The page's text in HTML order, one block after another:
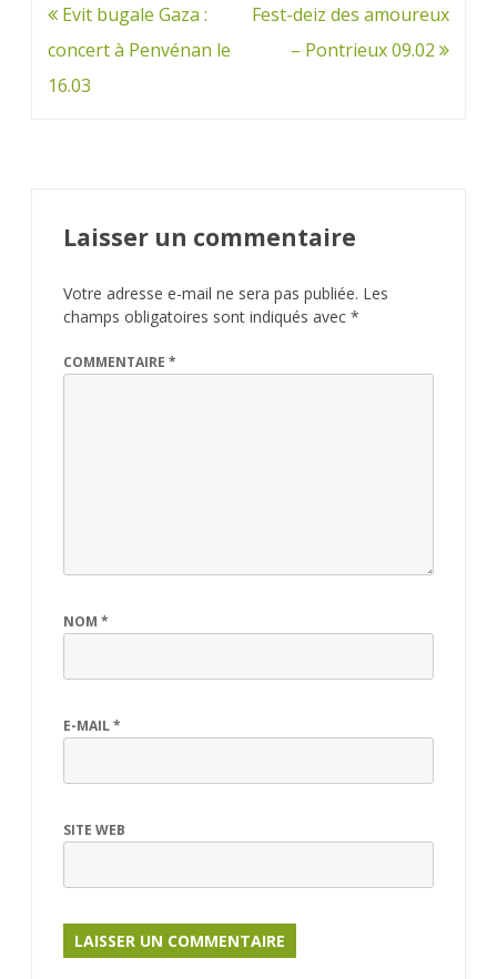
Navigation
de
l’article
Evit bugale Gaza :
concert à Penvénan le
16.03
Fest-deiz des amoureux
– Pontrieux 09.02
Laisser un commentaire
Votre adresse e-mail ne sera pas publiée. Les
champs obligatoires sont indiqués avec *
COMMENTAIRE *
NOM *
E-MAIL*
SITE WEB